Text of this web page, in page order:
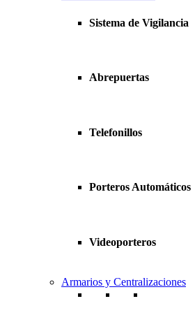
Sistema de Vigilancia
Abrepuertas
Telefonillos
Porteros Automáticos
Videoporteros
Armarios y Centralizaciones